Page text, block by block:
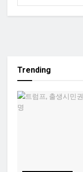
Trending